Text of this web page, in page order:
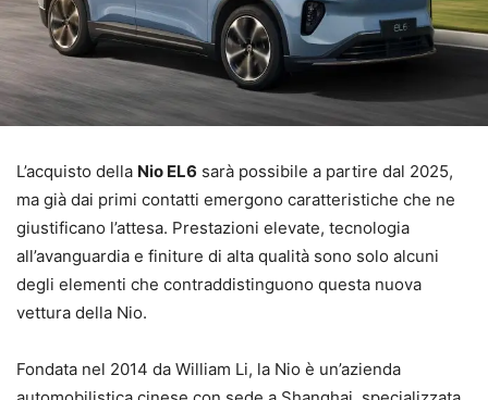
L’acquisto della Nio EL6 sarà possibile a partire dal 2025,
ma già dai primi contatti emergono caratteristiche che ne
giustificano l’attesa. Prestazioni elevate, tecnologia
all’avanguardia e finiture di alta qualità sono solo alcuni
degli elementi che contraddistinguono questa nuova
vettura della Nio.
Fondata nel 2014 da William Li, la Nio è un’azienda